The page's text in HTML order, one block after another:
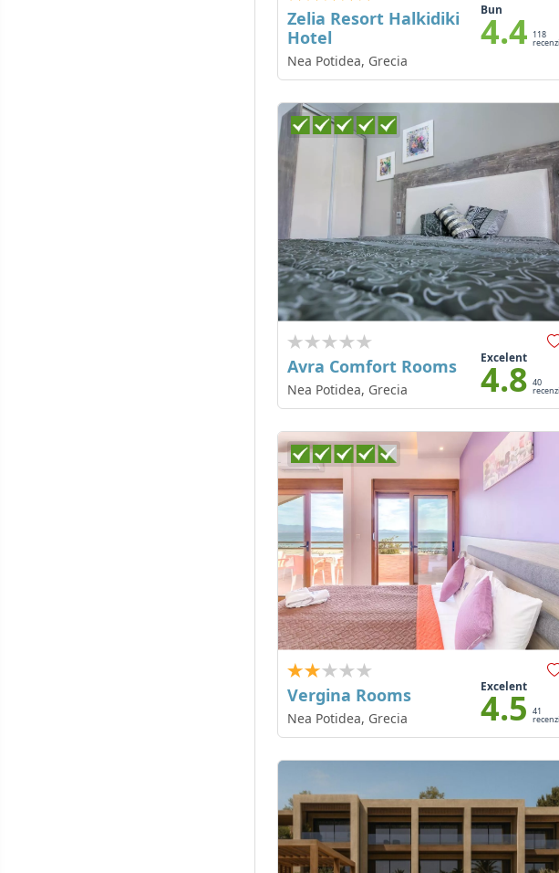
Zelia Resort Halkidiki
Hotel
Nea Potidea, Grecia
Bun
4.4 118
Avra Comfort Rooms
Nea Potidea, Grecia
Excelent
4.8 40
Vergina Rooms
Nea Potidea, Grecia
Excelent
4.5 41